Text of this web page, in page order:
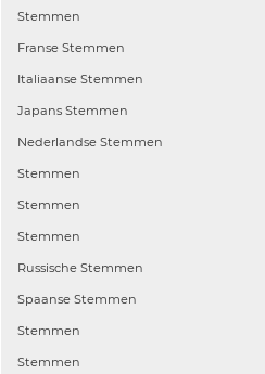
Stemmen
Franse Stemmen
Italiaanse Stemmen
Japans Stemmen
Nederlandse Stemmen
Stemmen
Stemmen
Stemmen
Russische Stemmen
Spaanse Stemmen
Stemmen
Stemmen